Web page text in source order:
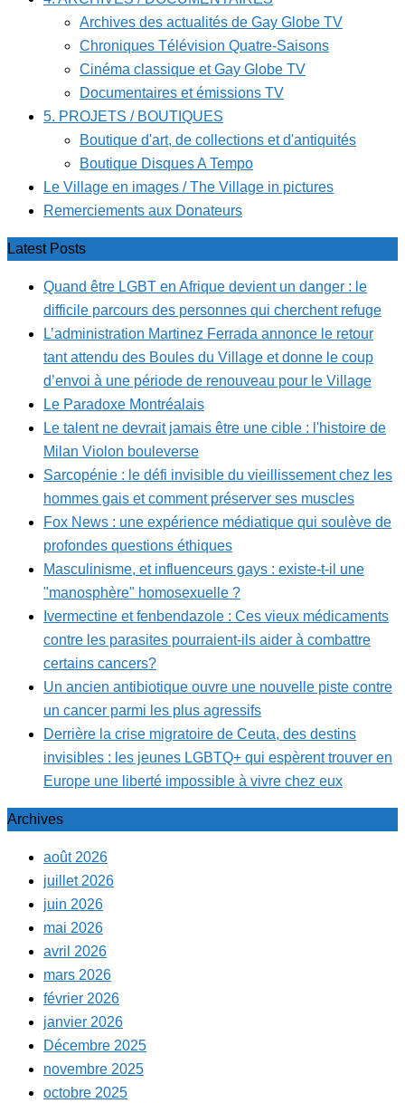
Archives des actualités de Gay Globe TV
Chroniques Télévision Quatre-Saisons
Cinéma classique et Gay Globe TV
Documentaires et émissions TV
5. PROJETS / BOUTIQUES
Boutique d'art, de collections et d'antiquités
Boutique Disques A Tempo
Le Village en images / The Village in pictures
Remerciements aux Donateurs
Latest Posts
Quand être LGBT en Afrique devient un danger : le
difficile parcours des personnes qui cherchent refuge
L’administration Martinez Ferrada annonce le retour
tant attendu des Boules du Village et donne le coup
d’envoi à une période de renouveau pour le Village
Le Paradoxe Montréalais
Le talent ne devrait jamais être une cible : l'histoire de
Milan Violon bouleverse
Sarcopénie : le défi invisible du vieillissement chez les
hommes gais et comment préserver ses muscles
Fox News : une expérience médiatique qui soulève de
profondes questions éthiques
Masculinisme, et influenceurs gays : existe-t-il une
"manosphère" homosexuelle ?
Ivermectine et fenbendazole : Ces vieux médicaments
contre les parasites pourraient-ils aider à combattre
certains cancers?
Un ancien antibiotique ouvre une nouvelle piste contre
un cancer parmi les plus agressifs
Derrière la crise migratoire de Ceuta, des destins
invisibles : les jeunes LGBTQ+ qui espèrent trouver en
Europe une liberté impossible à vivre chez eux
Archives
août 2026
juillet 2026
juin 2026
mai 2026
avril 2026
mars 2026
février 2026
janvier 2026
Décembre 2025
novembre 2025
octobre 2025